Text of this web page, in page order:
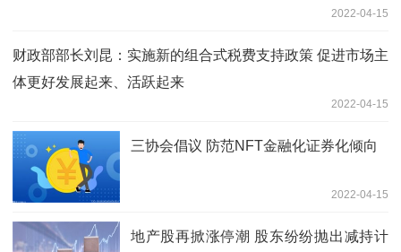
2022-04-15
财政部部长刘昆：实施新的组合式税费支持政策 促进市场主
体更好发展起来、活跃起来
2022-04-15
三协会倡议 防范NFT金融化证券化倾向
2022-04-15
地产股再掀涨停潮 股东纷纷抛出减持计